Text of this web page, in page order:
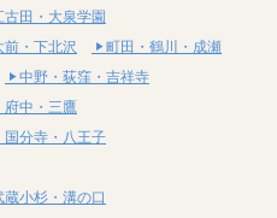
古田・大泉学園
前・下北沢
町田・鶴川・成瀬
中野・荻窪・吉祥寺
府中・三鷹
国分寺・八王子
蔵小杉・溝の口